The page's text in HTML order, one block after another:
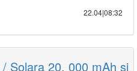
22.04|08:32
Solara 20. 000 mAh si